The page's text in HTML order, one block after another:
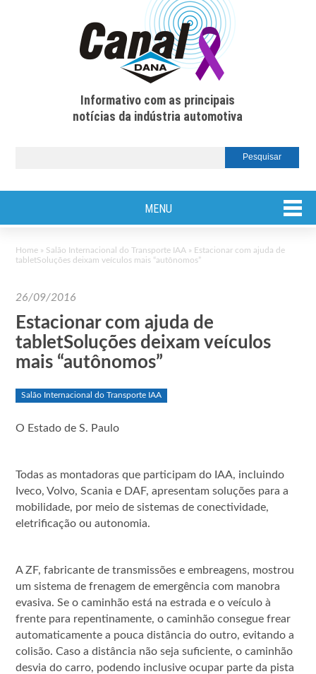
Informativo com as principais
notícias da indústria automotiva
MENU
Home » Salão Internacional do Transporte IAA » Estacionar com ajuda de
tabletSoluções deixam veículos mais “autônomos”
26/09/2016
Estacionar com ajuda de
tabletSoluções deixam veículos
mais “autônomos”
Salão Internacional do Transporte IAA
O Estado de S. Paulo
Todas as montadoras que participam do IAA, incluindo
Iveco, Volvo, Scania e DAF, apresentam soluções para a
mobilidade, por meio de sistemas de conectividade,
eletrificação ou autonomia.
A ZF, fabricante de transmissões e embreagens, mostrou
um sistema de frenagem de emergência com manobra
evasiva. Se o caminhão está na estrada e o veículo à
frente para repentinamente, o caminhão consegue frear
automaticamente a pouca distância do outro, evitando a
colisão. Caso a distância não seja suficiente, o caminhão
desvia do carro, podendo inclusive ocupar parte da pista